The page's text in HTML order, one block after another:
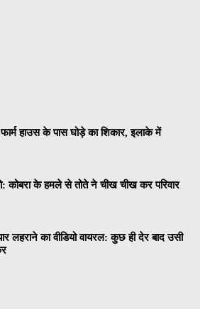
हाउस के पास घोड़े का शिकार, इलाके में
कोबरा के हमले से तोते ने चीख चीख कर परिवार
लहराने का वीडियो वायरल: कुछ ही देर बाद उसी